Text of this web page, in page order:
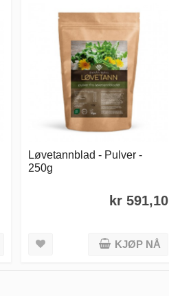
Løvetannblad - Pulver -
250g
kr 591,10
KJØP NÅ